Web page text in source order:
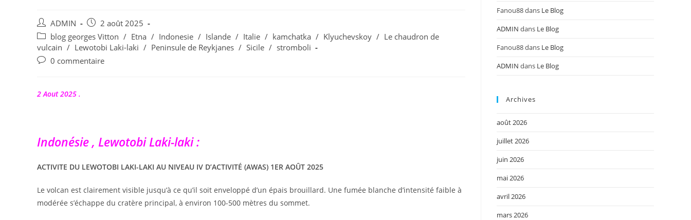
Auteur/autrice
de
la
publication :
ADMIN
Publication
publiée :
2 août 2025
Post
category:
blog georges Vitton / Etna / Indonesie / Islande / Italie / kamchatka / Klyuchevskoy / Le chaudron de
vulcain / Lewotobi Laki-laki / Peninsule de Reykjanes / Sicile / stromboli
Commentaires
publication :
0 commentaire
2 Aout 2025 .
Indonésie , Lewotobi Laki-laki :
ACTIVITE DU LEWOTOBI LAKI-LAKI AU NIVEAU IV D’ACTIVITÉ (AWAS) 1ER AOÛT 2025
Le volcan est clairement visible jusqu’à ce qu’il soit enveloppé d’un épais brouillard. Une fumée blanche d’intensité faible à
modérée s’échappe du cratère principal, à environ 100-500 mètres du sommet.
Fanou88dans Le Blog
ADMIN dans Le Blog
Fanou88dans Le Blog
ADMIN dans Le Blog
Archives
août 2026
juillet 2026
juin 2026
mai 2026
avril 2026
mars 2026